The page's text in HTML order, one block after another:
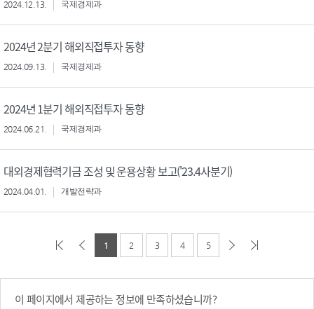
2024.12.13. 국제경제과
2024년 2분기 해외직접투자 동향
2024.09.13. 국제경제과
2024년 1분기 해외직접투자 동향
2024.06.21. 국제경제과
대외경제협력기금 조성 및 운용상황 보고('23.4사분기)
2024.04.01. 개발전략과
1 2 3 4 5
이 페이지에서 제공하는 정보에 만족하셨습니까?